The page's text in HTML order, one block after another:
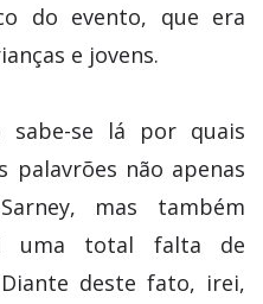
do evento, que era
e jovens.
sabe-se lá por quais
palavrões não apenas
mas também
uma total falta de
deste fato, irei,